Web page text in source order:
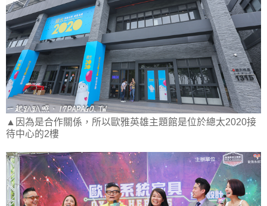
▲因為是合作關係，所以歐雅英雄主題館是位於總太2020接
待中心的2樓